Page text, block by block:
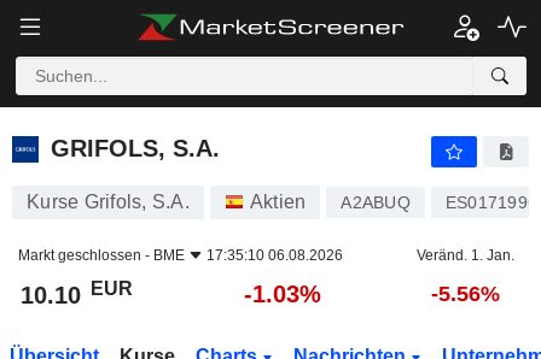
GRIFOLS, S.A. 10.10
GRIFOLS, S.A.
Kurse Grifols, S.A. Aktien A2ABUQ
Markt geschlossen - BME 17:35:10 06.08.2026 Veränd. 1. Jan.
10.10 EUR -1.03% -5.56%